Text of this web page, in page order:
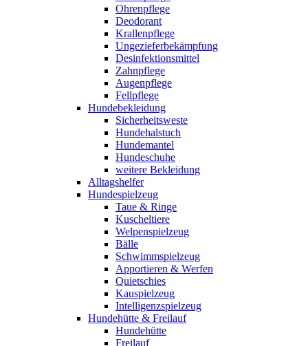
Ohrenpflege
Deodorant
Krallenpflege
Ungezieferbekämpfung
Desinfektionsmittel
Zahnpflege
Augenpflege
Fellpflege
Hundebekleidung
Sicherheitsweste
Hundehalstuch
Hundemantel
Hundeschuhe
weitere Bekleidung
Alltagshelfer
Hundespielzeug
Taue & Ringe
Kuscheltiere
Welpenspielzeug
Bälle
Schwimmspielzeug
Apportieren & Werfen
Quietschies
Kauspielzeug
Intelligenzspielzeug
Hundehütte & Freilauf
Hundehütte
Freilauf